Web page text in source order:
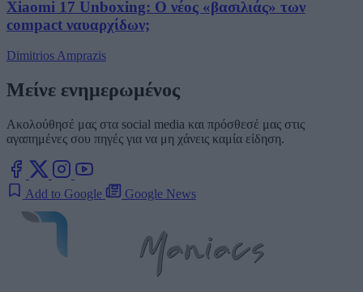
Xiaomi 17 Unboxing: Ο νέος «βασιλιάς» των
compact ναυαρχίδων;
Dimitrios Amprazis
Μείνε ενημερωμένος
Ακολούθησέ μας στα social media και πρόσθεσέ μας στις
αγαπημένες σου πηγές για να μη χάνεις καμία είδηση.
Add to Google Google News